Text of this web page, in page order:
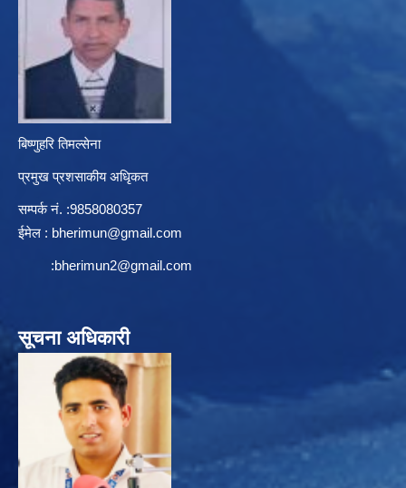
बिष्णुहरि तिमल्सेना
प्रमुख प्रशसाकीय अधिृकत
सम्पर्क न‌ं. :9858080357
ईमेल : bherimun@gmail.com
:bherimun2@gmail.com
सूचना अधिकारी